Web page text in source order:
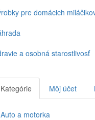
pre domácich
a osobná starostlivosť
Kategórie Môj účet
Auto a motorka